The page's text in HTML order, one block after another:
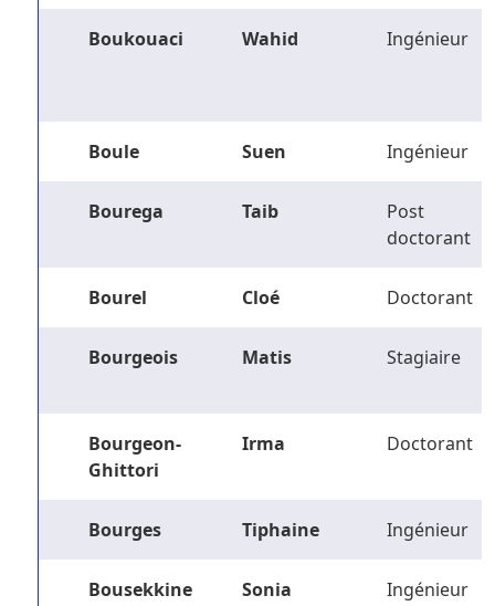
Boukouaci Wahid Ingénieur
Boule Suen Ingénieur
Bourega Taib
Post
doctorant
Bourel Cloé Doctorant
Bourgeois Matis Stagiaire
Bourgeon-
Ghittori
Irma Doctorant
Bourges Tiphaine Ingénieur
Bousekkine Sonia Ingénieur